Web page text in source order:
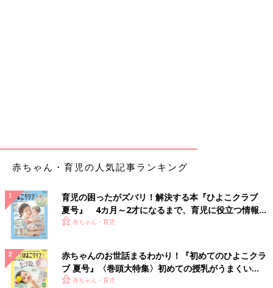
赤ちゃん・育児の人気記事ランキング
育児の困ったがズバリ！解決する本『ひよこクラブ
夏号』 4カ月～2才になるまで、育児に役立つ情報が
いっぱい！
赤ちゃん・育児
赤ちゃんのお世話まるわかり！『初めてのひよこクラ
ブ 夏号』〈巻頭大特集〉初めての授乳がうまくい
く！ おっぱい・ミルクの基本と夏のトラブル 解決テ
赤ちゃん・育児